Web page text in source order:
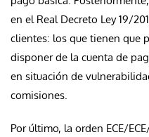
en el Real Decreto Ley 19/
clientes: los que tienen que
disponer de la cuenta de
en situación de
comisiones.
Por último, la orden ECE/